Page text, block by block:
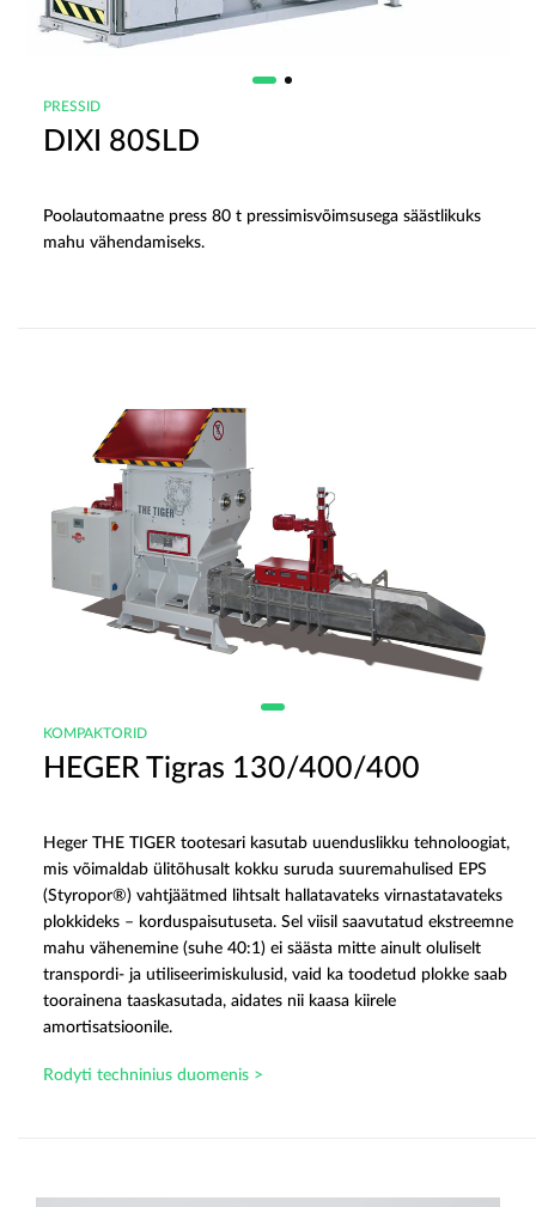
PRESSID
DIXI 80SLD
Poolautomaatne press 80 t pressimisvõimsusega säästlikuks
mahu vähendamiseks.
KOMPAKTORID
HEGER Tigras 130/400/400
Heger THE TIGER tootesari kasutab uuenduslikku tehnoloogiat,
mis võimaldab ülitõhusalt kokku suruda suuremahulised EPS
(Styropor®) vahtjäätmed lihtsalt hallatavateks virnastatavateks
plokkideks – korduspaisutuseta. Sel viisil saavutatud ekstreemne
mahu vähenemine (suhe 40:1) ei säästa mitte ainult oluliselt
transpordi- ja utiliseerimiskulusid, vaid ka toodetud plokke saab
toorainena taaskasutada, aidates nii kaasa kiirele
amortisatsioonile.
Rodyti techninius duomenis >